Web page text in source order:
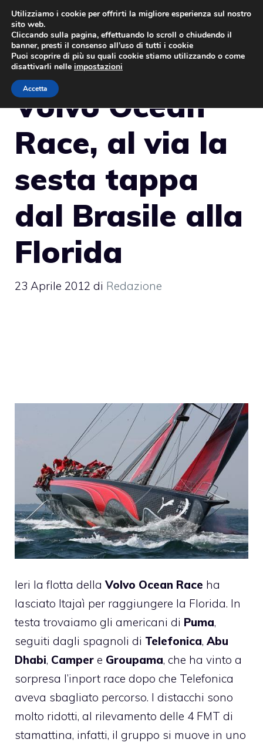
Vai
contenuto
Volvo Ocean
Race, al via la
sesta tappa
dal Brasile alla
Florida
23 Aprile 2012 di Redazione
Ieri la flotta dellaVolvo Ocean Race ha
lasciato Itajaì per raggiungere la Florida. In
testa trovaiamo gli americani di Puma,
seguiti dagli spagnoli di Telefonica, Abu
Dhabi, Camper e Groupama, che ha vinto a
sorpresa l’inport race dopo che Telefonica
aveva sbagliato percorso. I distacchi sono
molto ridotti, al rilevamento delle 4 FMT di
stamattina, infatti, il gruppo si muove in uno
Utilizziamo i cookie per offrirti la migliore esperienza sul nostro
sito web.
Cliccando sulla pagina, effettuando lo scroll o chiudendo il
banner, presti il consenso all’uso di tutti i cookie
Puoi scoprire di più su quali cookie stiamo utilizzando o come
disattivarli nelle impostazioni
Accetta